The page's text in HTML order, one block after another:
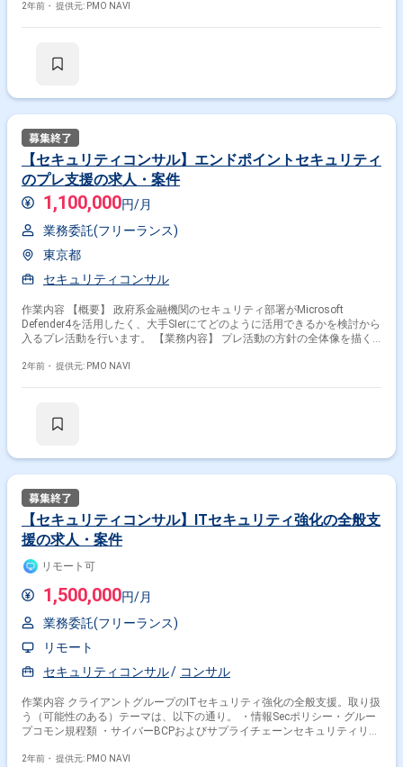
メント（ポリシー/ルール策定、認証取得、ガバナンスなど） ・セキュリ
2年前・ 提供元: PMO NAVI
【セキュリティコンサル】エンドポイントセキュリティ
のプレ支援の求人・案件
1,100,000円/月
業務委託(フリーランス)
東京都
セキュリティコンサル
作業内容 【概要】 政府系金融機関のセキュリティ部署がMicrosoft
Defender4を活用したく、大手SIerにてどのように活用できるかを検討から
入るプレ活動を行います。 【業務内容】 プレ活動の方針の全体像を描く
2年前・ 提供元: PMO NAVI
【セキュリティコンサル】ITセキュリティ強化の全般支
援の求人・案件
リモート可
1,500,000円/月
業務委託(フリーランス)
リモート
セキュリティコンサル
コンサル
作業内容 クライアントグループのITセキュリティ強化の全般支援。取り扱
う（可能性のある）テーマは、以下の通り。 ・情報Secポリシー・グルー
プコモン規程類 ・サイバーBCPおよびサプライチェーンセキュリティリス
整備 ・脆弱管理と資産管理の全体構想 ・次期SOCベンダー切り替え検討
2年前・ 提供元: PMO NAVI